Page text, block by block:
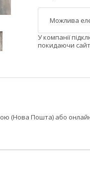
У компанії
покидаючи
(Нова Пошта) або